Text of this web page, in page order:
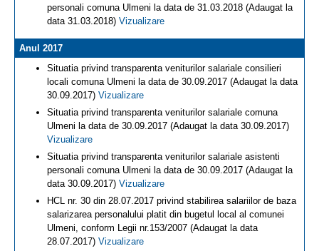
personali comuna Ulmeni la data de 31.03.2018 (Adaugat la
data 31.03.2018) Vizualizare
Anul 2017
Situatia privind transparenta veniturilor salariale consilieri
locali comuna Ulmeni la data de 30.09.2017 (Adaugat la data
30.09.2017) Vizualizare
Situatia privind transparenta veniturilor salariale comuna
Ulmeni la data de 30.09.2017 (Adaugat la data 30.09.2017)
Vizualizare
Situatia privind transparenta veniturilor salariale asistenti
personali comuna Ulmeni la data de 30.09.2017 (Adaugat la
data 30.09.2017) Vizualizare
HCL nr. 30 din 28.07.2017 privind stabilirea salariilor de baza
salarizarea personalului platit din bugetul local al comunei
Ulmeni, conform Legii nr.153/2007 (Adaugat la data
28.07.2017) Vizualizare